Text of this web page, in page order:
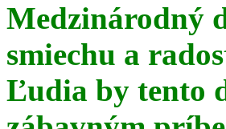
Medzinárodný
smiechu a
Ľudia by tento